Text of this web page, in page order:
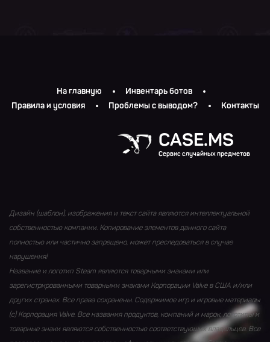
На главную
Инвентарь ботов
Правила и условия
Проблемы с выводом? Контакты
CASE.MS
Сервис случайных предметов
Дизайн (шаблон), изображения и текст сайта являются интеллектуальной
собственностью компании. Копирование элементов данного сайта
полностью или частично запрещено, может преследоваться в случае
нарушения!
Название и логотип Steam являются товарными знаками или
зарегистрированными товарными знаками Корпорации Valve в США и/или
других странах. Все права сохранены. Содержимое игр и игровые материалы
(с) Корпорация Valve. Все названия продуктов, компаний и марок, логотипы и
товарные знаки являются собственностью соответствующих владельцев. Все